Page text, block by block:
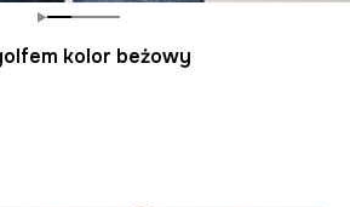
kolor beżowy